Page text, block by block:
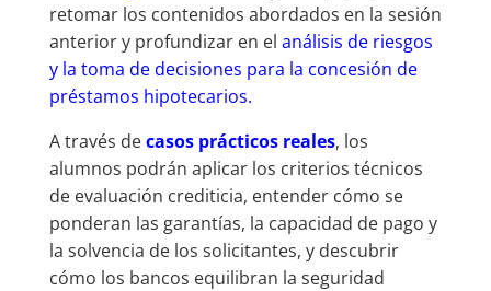
retomar los contenidos abordados en la sesión
anterior y profundizar en el análisis de riesgos
y la toma de decisiones para la concesión de
préstamos hipotecarios.
A través decasos prácticos reales, los
alumnos podrán aplicar los criterios técnicos
de evaluación crediticia, entender cómo se
ponderan las garantías, la capacidad de pago y
la solvencia de los solicitantes, y descubrir
cómo los bancos equilibran la seguridad